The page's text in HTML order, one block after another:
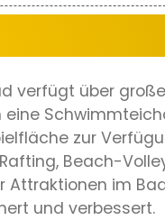
verfügt über
eine
zur
Beach-
Attraktionen im
und verbessert.